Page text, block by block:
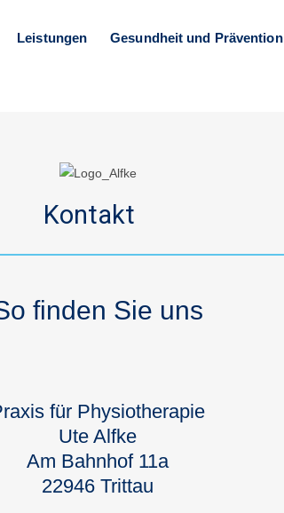
Leistungen Gesundheit und Prävention
Kontakt
finden Sie uns
für Physiotherapie
Ute Alfke
Am Bahnhof 11a
22946 Trittau